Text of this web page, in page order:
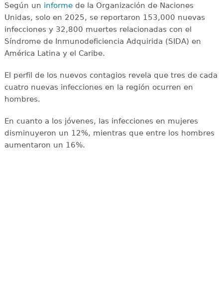
Según un informede la Organización de Naciones
Unidas, solo en 2025, se reportaron 153,000 nuevas
infecciones y 32,800 muertes relacionadas con el
Síndrome de Inmunodeficiencia Adquirida (SIDA) en
América Latina y el Caribe.
El perfil de los nuevos contagios revela que tres de cada
cuatro nuevas infecciones en la región ocurren en
hombres.
En cuanto a los jóvenes, las infecciones en mujeres
disminuyeron un 12%, mientras que entre los hombres
aumentaron un 16%.